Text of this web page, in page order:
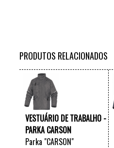
PRODUTOS RELACIONADOS
VESTUÁRIO DE TRABALHO -
PARKA CARSON
Parka "CARSON"